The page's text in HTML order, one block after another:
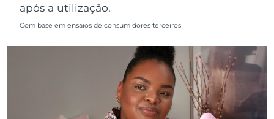
após a utilização.
Com base em ensaios de consumidores terceiros